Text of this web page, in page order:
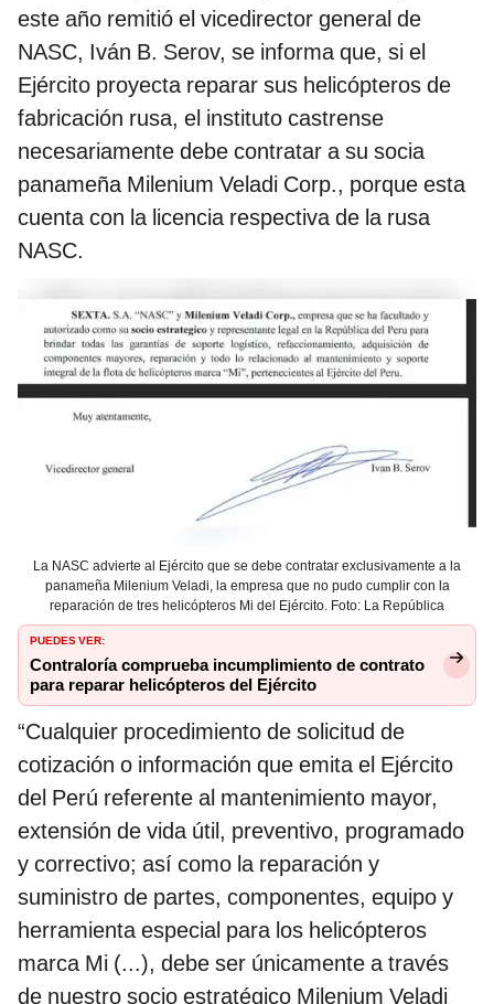
este año remitió el vicedirector general de
NASC, Iván B. Serov, se informa que, si el
Ejército proyecta reparar sus helicópteros de
fabricación rusa, el instituto castrense
necesariamente debe contratar a su socia
panameña Milenium Veladi Corp., porque esta
cuenta con la licencia respectiva de la rusa
NASC.
La NASC advierte al Ejército que se debe contratar exclusivamente a la
panameña Milenium Veladi, la empresa que no pudo cumplir con la
reparación de tres helicópteros Mi del Ejército. Foto: La República
PUEDES VER:
Contraloría comprueba incumplimiento de contrato
para reparar helicópteros del Ejército
“Cualquier procedimiento de solicitud de
cotización o información que emita el Ejército
del Perú referente al mantenimiento mayor,
extensión de vida útil, preventivo, programado
y correctivo; así como la reparación y
suministro de partes, componentes, equipo y
herramienta especial para los helicópteros
marca Mi (...), debe ser únicamente a través
de nuestro socio estratégico Milenium Veladi